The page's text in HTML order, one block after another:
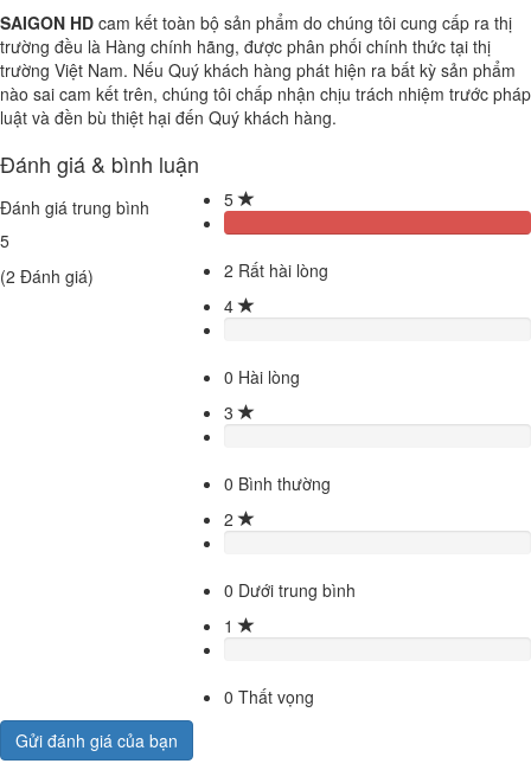
SAIGON HD cam kết toàn bộ sản phẩm do chúng tôi cung cấp ra thị
trường đều là Hàng chính hãng, được phân phối chính thức tại thị
trường Việt Nam. Nếu Quý khách hàng phát hiện ra bất kỳ sản phẩm
nào sai cam kết trên, chúng tôi chấp nhận chịu trách nhiệm trước pháp
luật và đền bù thiệt hại đến Quý khách hàng.
Đánh giá & bình luận
Đánh giá trung bình
5
(2 Đánh giá)
5
2 Rất hài lòng
4
0 Hài lòng
3
0 Bình thường
2
0 Dưới trung bình
1
0 Thất vọng
Gửi đánh giá của bạn